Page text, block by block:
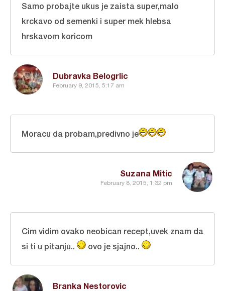
Dubravka Belogrlic
February 9, 2015, 5:17 am
Samo probajte ukus je zaista super,malo
krckavo od semenki i super mek hlebsa
hrskavom koricom
Suzana Mitic
February 8, 2015, 1:32 pm
Moracu da probam,predivno je
Branka Nestorovic
Cim vidim ovako neobican recept,uvek znam da
si ti u pitanju..
ovo je sjajno..